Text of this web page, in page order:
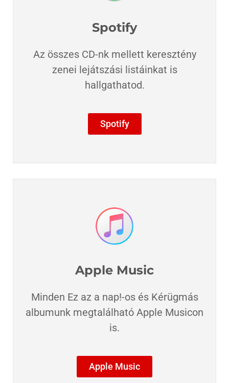
Spotify
Az összes CD-nk mellett keresztény
zenei lejátszási listáinkat is
hallgathatod.​
Spotify
Apple Music
Minden Ez az a nap!-os és Kérügmás
albumunk megtalálható Apple Musicon
is.​
Apple Music